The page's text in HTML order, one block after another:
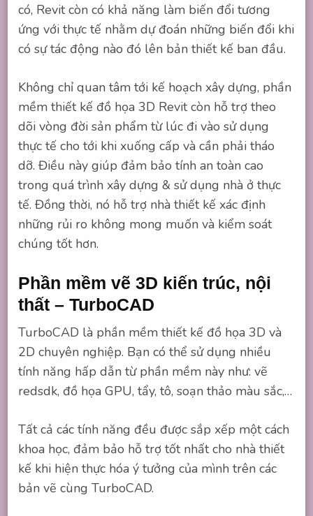
có, Revit còn có khả năng làm biến đổi tương
ứng với thực tế nhằm dự đoán những biến đổi khi
có sự tác động nào đó lên bản thiết kế ban đầu.
Không chỉ quan tâm tới kế hoạch xây dựng, phần
mềm thiết kế đồ họa 3D Revit còn hỗ trợ theo
dõi vòng đời sản phẩm từ lúc đi vào sử dụng
thực tế cho tới khi xuống cấp và cần phải tháo
dỡ. Điều này giúp đảm bảo tính an toàn cao
trong quá trình xây dựng & sử dụng nhà ở thực
tế. Đồng thời, nó hỗ trợ nhà thiết kế xác định
những rủi ro không mong muốn và kiểm soát
chúng tốt hơn.
Phần mềm vẽ 3D kiến trúc, nội
thất –TurboCAD
TurboCAD là phần mềm thiết kế đồ họa 3D và
2D chuyên nghiệp. Bạn có thể sử dụng nhiều
tính năng hấp dẫn từ phần mềm này như: vẽ
redsdk, đồ họa GPU, tẩy, tô, soạn thảo màu sắc,…
Tất cả các tính năng đều được sắp xếp một cách
khoa học, đảm bảo hỗ trợ tốt nhất cho nhà thiết
kế khi hiện thực hóa ý tưởng của mình trên các
bản vẽ cùng TurboCAD.